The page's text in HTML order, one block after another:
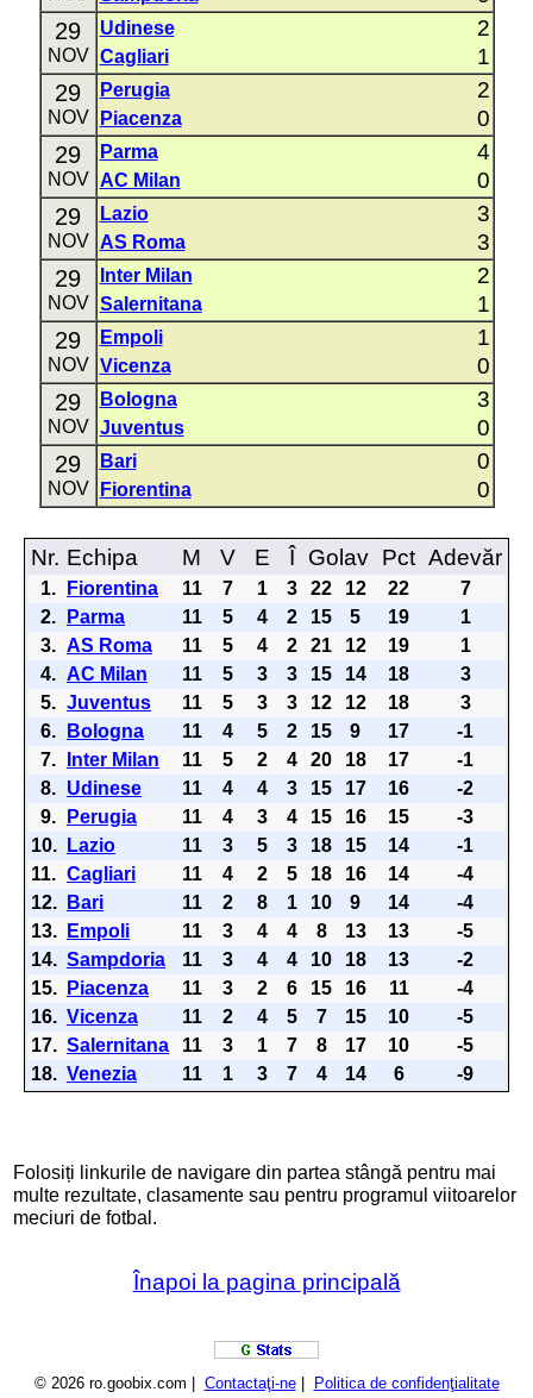
29
NOV
Udinese 2
Cagliari 1
29
NOV
Perugia 2
Piacenza 0
29
NOV
Parma 4
AC Milan 0
29
NOV
Lazio 3
AS Roma 3
29
NOV
Inter Milan 2
Salernitana 1
29
NOV
Empoli 1
Vicenza 0
29
NOV
Bologna 3
Juventus 0
29
NOV
Bari 0
Fiorentina 0
Nr. Echipa M V E Î Golav Pct Adevăr
1. Fiorentina 11 7 1 3 22 12 22
7
2.
Parma 11 5 4 2 15 5 19
1
3. AS Roma 11 5 4 2 21 12 19
1
4. AC Milan 11 5 3 3 15 14 18
3
5. Juventus 11 5 3 3 12 12 18
3
6.
Bologna 11 4 5 2 15 9 17
-1
7.
Inter Milan 11 5 2 4 20 18 17
-1
8. Udinese 11 4 4 3 15 17 16
-2
9.
Perugia 11 4 3 4 15 16 15
-3
10.
Lazio 11 3 5 3 18 15 14
-1
11. Cagliari 11 4 2 5 18 16 14
-4
12.
Bari 11 2 8 1 10 9 14
-4
13.
Empoli 11 3 4 4 8 13 13
-5
14. Sampdoria 11 3 4 4 10 18 13
-2
15.
Piacenza 11 3 2 6 15 16 11
-4
16. Vicenza 11 2 4 5 7 15 10
-5
17. Salernitana 11 3 1 7 8 17 10
-5
18. Venezia 11 1 3 7 4 14 6 -9
Folosiți linkurile de navigare din partea stângă pentru mai
multe rezultate, clasamente sau pentru programul viitoarelor
meciuri de fotbal.
Înapoi la pagina principală
© 2026 ro.goobix.com | Contactaţi-ne| Politica de confidenţialitate